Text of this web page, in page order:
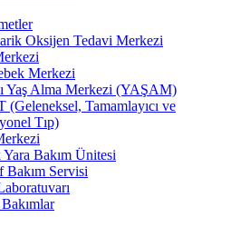
Oksijen Tedavi Merkezi
Merkezi
Yaş Alma Merkezi (YAŞAM)
(Geleneksel, Tamamlayıcı ve
Tıp)
Bakım Ünitesi
Bakım Servisi